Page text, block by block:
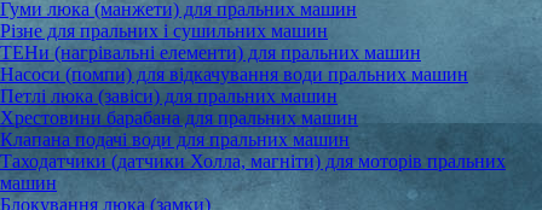
Гуми люка (манжети) для пральних машин
Різне для пральних і сушильних машин
ТЕНи (нагрівальні елементи) для пральних машин
Насоси (помпи) для відкачування води пральних машин
Петлі люка (завіси) для пральних машин
Хрестовини барабана для пральних машин
Клапана подачі води для пральних машин
Таходатчики (датчики Холла, магніти) для моторів пральних
машин
Блокування люка (замки)